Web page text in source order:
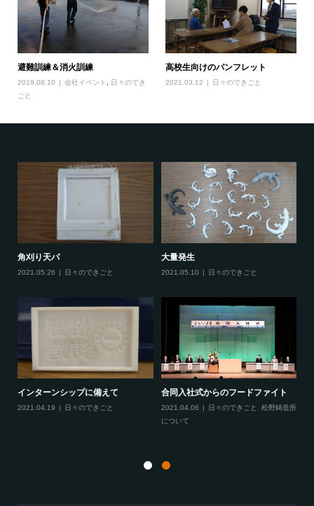
避難訓練＆消火訓練
2019.08.10 会社イベント
日々のでき
ごと
高校生向けのパンフレット
2021.03.12 日々のできごと
角刈り天パ
2021.05.26 日々のできごと
大量発生
2021.05.10 日々のできごと
インターンシップに備えて
2021.04.19 日々のできごと
合同入社式からのフードファイト
2021.04.06 日々のできごと , 松野鋳造所
について